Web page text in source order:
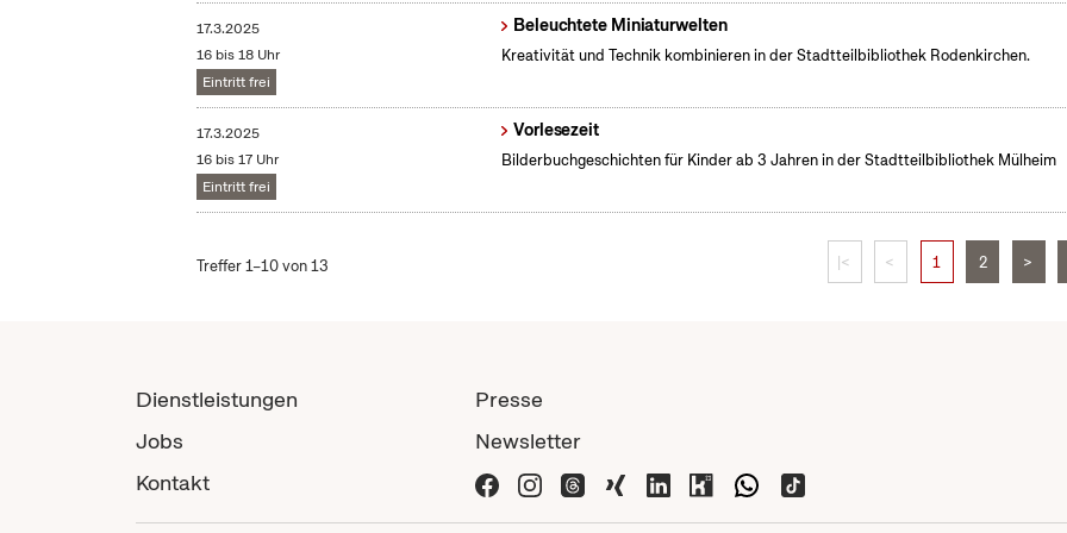
17.3.2025
16 bis 18 Uhr
Eintritt frei
Beleuchtete Miniaturwelten
Kreativität und Technik kombinieren in der Stadtteilbibliothek Rodenkirchen.
17.3.2025
16 bis 17 Uhr
Eintritt frei
Vorlesezeit
Bilderbuchgeschichten für Kinder ab 3 Jahren in der Stadtteilbibliothek Mülheim
Treffer 1–10 von 13 |< < 1 2 >
Dienstleistungen
Jobs
Kontakt
Presse
Newsletter